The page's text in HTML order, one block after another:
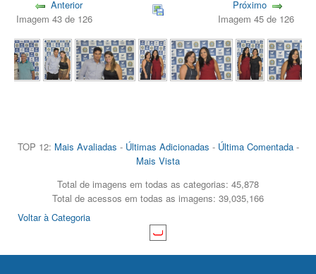
Anterior
Imagem 43 de 126
Próximo
Imagem 45 de 126
TOP 12: Mais Avaliadas - Últimas Adicionadas - Última Comentada-
Mais Vista
Total de imagens em todas as categorias: 45,878
Total de acessos em todas as imagens: 39,035,166
Voltar à Categoria